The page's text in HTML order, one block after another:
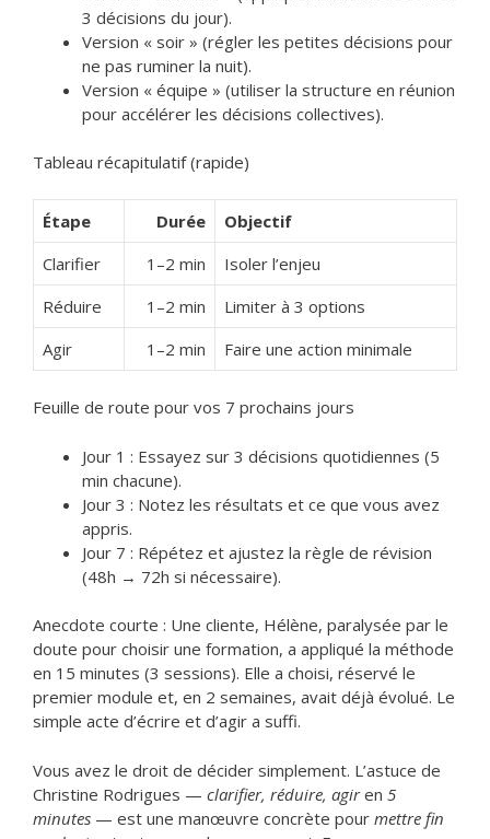
3 décisions du jour).
Version « soir » (régler les petites décisions pour
ne pas ruminer la nuit).
Version « équipe » (utiliser la structure en réunion
pour accélérer les décisions collectives).
Tableau récapitulatif (rapide)
Étape Durée
Objectif
Clarifier
1–2 min
Isoler l’enjeu
Réduire
1–2 min
Limiter à 3 options
Agir
1–2 min Faire une action minimale
Feuille de route pour vos 7 prochains jours
Jour 1 : Essayez sur 3 décisions quotidiennes (5
min chacune).
Jour 3 : Notez les résultats et ce que vous avez
appris.
Jour 7 : Répétez et ajustez la règle de révision
(48h → 72h si nécessaire).
Anecdote courte : Une cliente, Hélène, paralysée par le
doute pour choisir une formation, a appliqué la méthode
en 15 minutes (3 sessions). Elle a choisi, réservé le
premier module et, en 2 semaines, avait déjà évolué. Le
simple acte d’écrire et d’agir a suffi.
Vous avez le droit de décider simplement. L’astuce de
Christine Rodrigues — clarifier, réduire, agiren 5
minutes — est une manœuvre concrète pour mettre fin